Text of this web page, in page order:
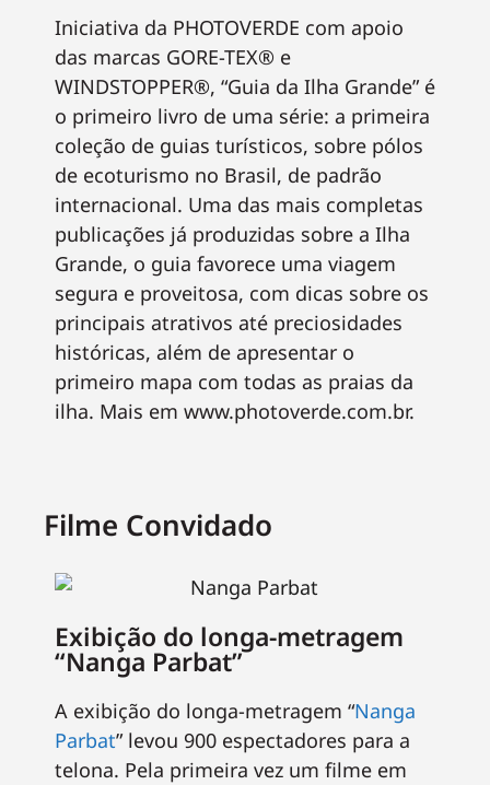
Iniciativa da PHOTOVERDE com apoio
das marcas GORE-TEX® e
WINDSTOPPER®, “Guia da Ilha Grande” é
o primeiro livro de uma série: a primeira
coleção de guias turísticos, sobre pólos
de ecoturismo no Brasil, de padrão
internacional. Uma das mais completas
publicações já produzidas sobre a Ilha
Grande, o guia favorece uma viagem
segura e proveitosa, com dicas sobre os
principais atrativos até preciosidades
históricas, além de apresentar o
primeiro mapa com todas as praias da
ilha. Mais em www.photoverde.com.br.
Filme Convidado
Exibição do longa-metragem
“Nanga Parbat”
A exibição do longa-metragem “Nanga
Parbat” levou 900 espectadores para a
telona. Pela primeira vez um filme em